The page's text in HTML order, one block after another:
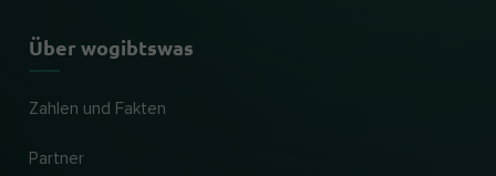
Über wogibtswas
Zahlen und Fakten
Partner